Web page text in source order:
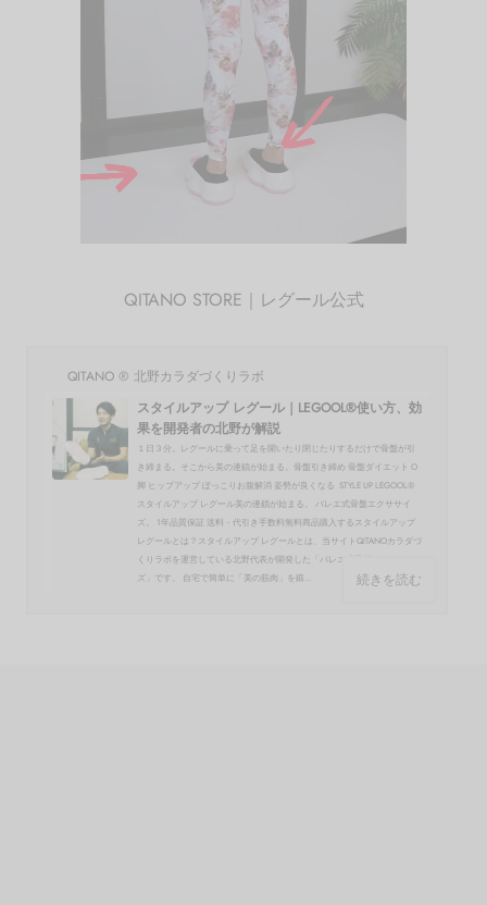
QITANO STORE｜レグール公式
QITANO ® 北野カラダづくりラボ
スタイルアップ レグール｜LEGOOL®使い方、効
果を開発者の北野が解説
１日３分。レグールに乗って足を開いたり閉じたりするだけで骨盤が引
き締まる。そこから美の連鎖が始まる。骨盤引き締め 骨盤ダイエット O
脚 ヒップアップ ぽっこりお腹解消 姿勢が良くなる STYLE UP LEGOOL®
スタイルアップ レグール美の連鎖が始まる。 バレエ式骨盤エクササイ
ズ。 1年品質保証 送料・代引き手数料無料商品購入するスタイルアップ
レグールとは？スタイルアップ レグールとは、当サイトQITANOカラダづ
くりラボを運営している北野代表が開発した「バレエ式骨盤エクササイ
ズ」です。 自宅で簡単に「美の筋肉」を鍛...
続きを読む